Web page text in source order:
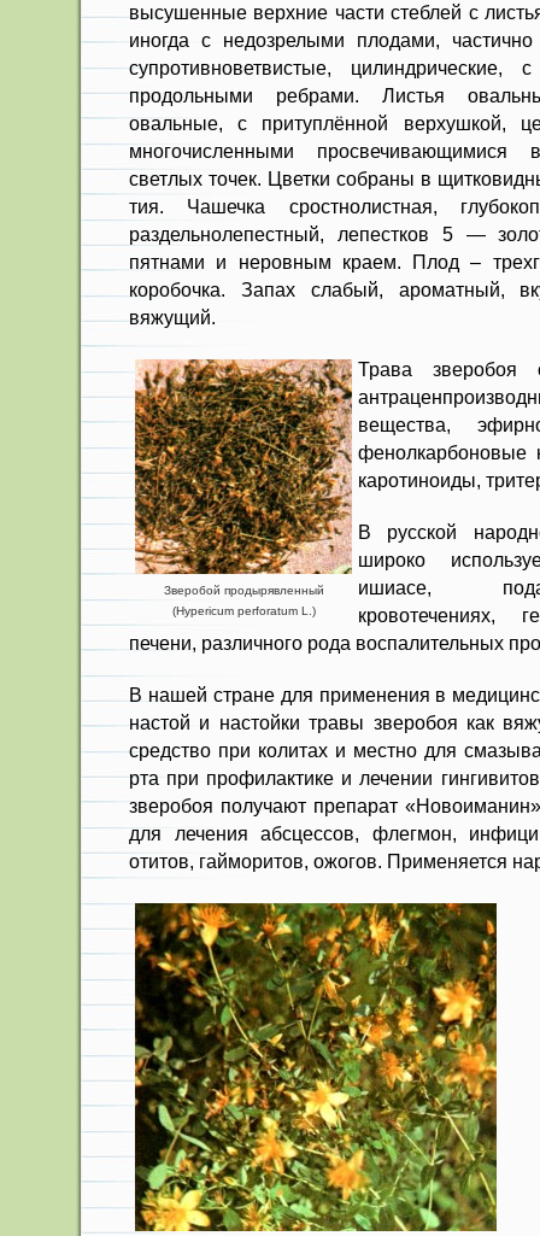
высушенные верхние части стеблей с
иногда с недозре­лыми плодами,
супротивноветвистые,
продольными ребрами. Листья
овальные, с притуплённой верхушкой,
многочисленными
светлых точек. Цветки собраны в
тия. Чашечка сростнолистная,
раздельно­лепестный, лепестков 5 —
пятнами и неровным краем. Плод –
коробочка. Запах слабый, ароматный,
вяжущий.
Зверобой продырявленный
(Hypericum perforatum L.)
Трава зверобоя
вещества,
фенолкарбоновые
каротиноиды,
В русской
широко
ишиасе,
кровотечениях,
печени, различного рода воспалитель­ных
В нашей стране для применения в
настой и настойки травы зверобоя как
средство при колитах и местно для
рта при про­филактике и лечении
зверобоя получают препарат
для лечения абсцессов, флег­мон,
отитов, гайморитов, ожогов. Применя­ется